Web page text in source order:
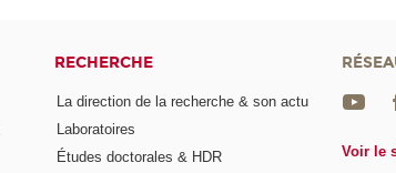
RECHERCHE
La direction de la recherche & son actu
Laboratoires
Études doctorales & HDR
Voir le